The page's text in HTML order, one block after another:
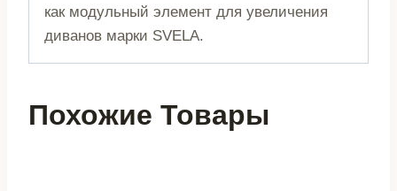
как модульный элемент для увеличения
диванов марки SVELA.
Похожие Товары